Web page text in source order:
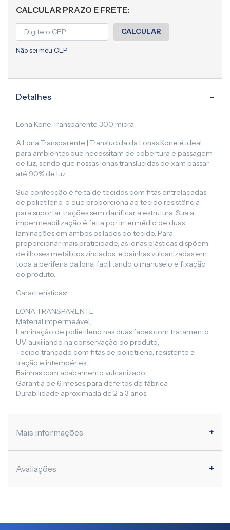
CALCULAR PRAZO E FRETE:
CALCULAR
Não sei meu CEP
Detalhes
Lona Kone Transparente 300 micra
A Lona Transparente | Translucida da Lonas Kone é ideal
para ambientes que necessitam de cobertura e passagem
de luz, sendo que nossas lonas translucidas deixam passar
até 90% de luz.
Sua confecção é feita de tecidos com fitas entrelaçadas
de polietileno, o que proporciona ao tecido resistência
para suportar trações sem danificar a estrutura. Sua a
impermeabilização é feita por intermédio de duas
laminações em ambos os lados do tecido. Para
proporcionar mais praticidade, as lonas plásticas dispõem
de ilhoses metálicos zincados, e bainhas vulcanizadas em
toda a periferia da lona, facilitando o manuseio e fixação
do produto.
Características:
LONA TRANSPARENTE
Material impermeável;
Laminação de polietileno nas duas faces com tratamento
UV, auxiliando na conservação do produto;
Tecido trançado com fitas de polietileno, resistente a
tração e intempéries;
Bainhas com acabamento vulcanizado;
Garantia de 6 meses para defeitos de fábrica.
Durabilidade aproximada de 2 a 3 anos.
Mais informações
Avaliações